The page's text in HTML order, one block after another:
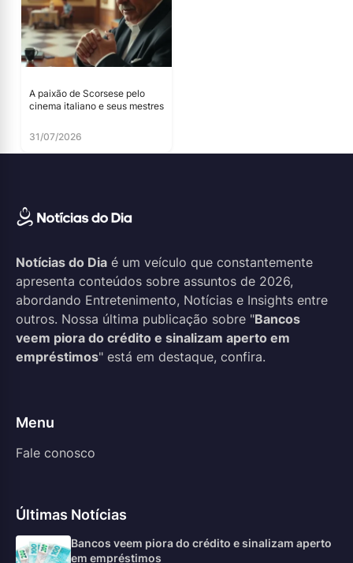
A paixão de Scorsese pelo
cinema italiano e seus mestres
31/07/2026
Notícias do Dia é um veículo que constantemente
apresenta conteúdos sobre assuntos de 2026,
abordando Entretenimento, Notícias e Insights entre
outros. Nossa última publicação sobre "Bancos
veem piora do crédito e sinalizam aperto em
empréstimos" está em destaque, confira.
Menu
Fale conosco
Últimas Notícias
Bancos veem piora do crédito e sinalizam aperto
em empréstimos